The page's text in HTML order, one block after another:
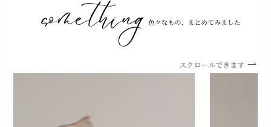
スクロールできます